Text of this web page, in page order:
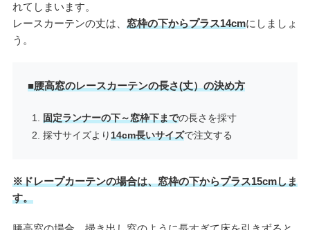
れてしまいます。
レースカーテンの丈は、 窓枠の下からプラス14cmにしましょ
う。
■腰高窓のレースカーテンの長さ(丈）の決め方
固定ランナーの下～窓枠下までの長さを採寸
採寸サイズより14cm長いサイズで注文する
※ドレープカーテンの場合は、窓枠の下からプラス15cmしま
す。